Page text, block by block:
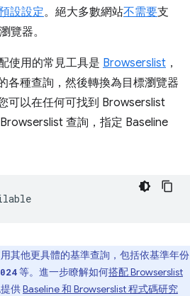
設設定。絕大多數網站不需要支
覽器。
使用的常見工具是 Browserslist ，
各種查詢，然後轉換為目標瀏覽器
可以在任何可找到 Browserslist
查詢，指定 Baseline
其他更具體的基準查詢，包括依基準年份
等。進一步瞭解如何搭配 Browserslist
供Baseline 和 Browserslist 程式碼研究